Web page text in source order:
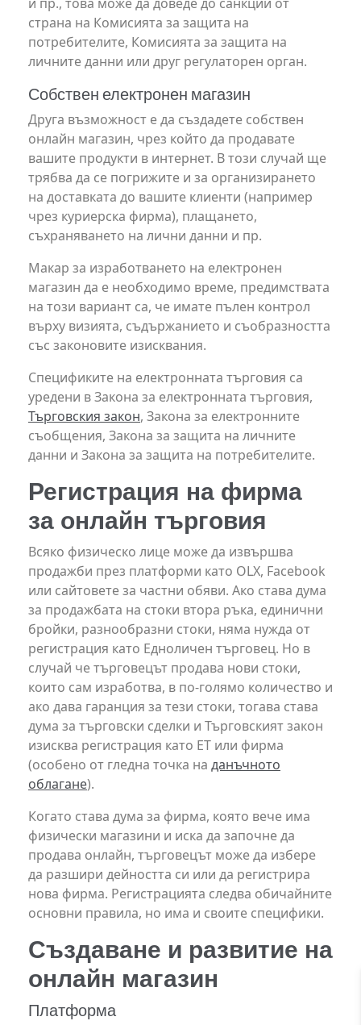
страна на Комисията за защита на
потребителите, Комисията за защита на
личните данни или друг регулаторен орган.
Собствен електронен магазин
Друга възможност е да създадете собствен
онлайн магазин, чрез който да продавате
вашите продукти в интернет. В този случай ще
трябва да се погрижите и за организирането
на доставката до вашите клиенти (например
чрез куриерска фирма), плащането,
съхраняването на лични данни и пр.
Макар за изработването на електронен
магазин да е необходимо време, предимствата
на този вариант са, че имате пълен контрол
върху визията, съдържанието и съобразността
със законовите изисквания.
Спецификите на електронната търговия са
уредени в Закона за електронната търговия,
Търговския закон, Закона за електронните
съобщения, Закона за защита на личните
данни и Закона за защита на потребителите.
Регистрация на фирма
за онлайн търговия
Всяко физическо лице може да извършва
продажби през платформи като OLX, Facebook
или сайтовете за частни обяви. Ако става дума
за продажбата на стоки втора ръка, единични
бройки, разнообразни стоки, няма нужда от
регистрация като Едноличен търговец. Но в
случай че търговецът продава нови стоки,
които сам изработва, в по-голямо количество и
ако дава гаранция за тези стоки, тогава става
дума за търговски сделки и Търговският закон
изисква регистрация като ЕТ или фирма
(особено от гледна точка на данъчното
облагане).
Когато става дума за фирма, която вече има
физически магазини и иска да започне да
продава онлайн, търговецът може да избере
да разшири дейността си или да регистрира
нова фирма. Регистрацията следва обичайните
основни правила, но има и своите специфики.
Създаване и развитие на
онлайн магазин
Платформа